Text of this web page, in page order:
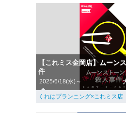
【これミス金岡店】ムーン
件
2025/6/18(水)～
くれはプランニング×これミス店